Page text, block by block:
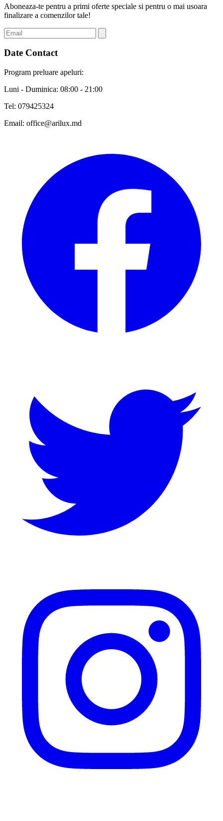
Aboneaza-te pentru a primi oferte speciale si pentru o mai usoara
finalizare a comenzilor tale!
Date Contact
Program preluare apeluri:
Luni - Duminica: 08:00 - 21:00
Tel: 079425324
Email: office@arilux.md